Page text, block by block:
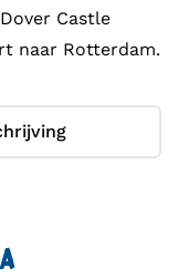
Castle
naar Rotterdam.